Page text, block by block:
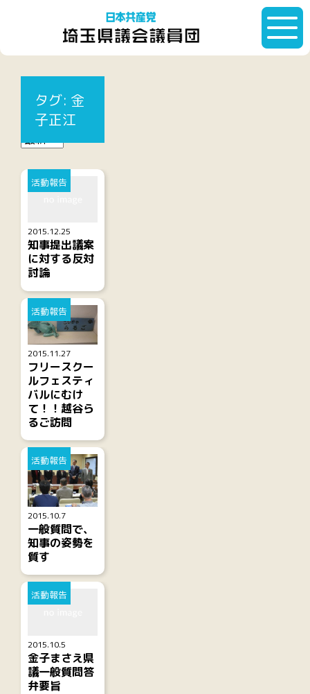
タグ: 金
子正江
記事一覧
2015.12.25
活動報告
知事提出議案
に対する反対
討論
2015.11.27
活動報告
フリースクー
ルフェスティ
バルにむけ
て！！越谷ら
るご訪問
2015.10.7
活動報告
一般質問で、
知事の姿勢を
質す
2015.10.5
活動報告
金子まさえ県
議一般質問答
弁要旨